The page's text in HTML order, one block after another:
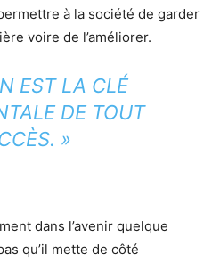
à la société de garder
voire de l’améliorer.
EST LA CLÉ
DE TOUT
»
dans l’avenir quelque
qu’il mette de côté